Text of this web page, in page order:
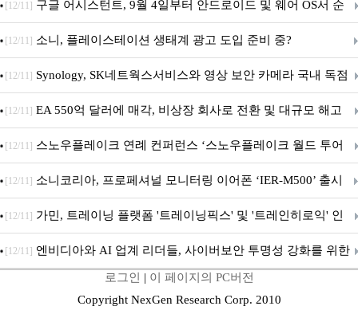
[12/11] 구글 어시스턴트, 9월 4일부터 안드로이드 및 웨어 OS서 순
차 서비스 종료
[12/11] 소니, 플레이스테이션 생태계 광고 도입 준비 중?
[12/11] Synology, SK네트웍스서비스와 영상 보안 카메라 국내 독점
판매 파트너십 체결
[12/11] EA 550억 달러에 매각, 비상장 회사로 전환 및 대규모 해고
전망
[12/11] 스노우플레이크 연례 컨퍼런스 ‘스노우플레이크 월드 투어
서울’ 개최
[12/11] 소니코리아, 프로페셔널 모니터링 이어폰 ‘IER-M500’ 출시
[12/11] 가민, 트레이닝 플랫폼 '트레이닝픽스' 및 '트레인히로익' 인
수로 선수와 코치에 맞춤형 훈련 지원 확대
[12/11] 엔비디아와 AI 업계 리더들, 사이버보안 투명성 강화를 위한
SAFE 가이드라인 제안
로그인 | 이 페이지의 PC버전
Copyright NexGen Research Corp. 2010